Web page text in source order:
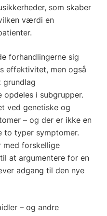
som skaber
værdi en
forhandlingerne sig
effektivitet, men også
grundlag
opdeles i subgrupper.
ved genetiske og
– og der er ikke en
to typer symptomer.
med forskellige
at argumentere for en
adgang til den nye
– og andre